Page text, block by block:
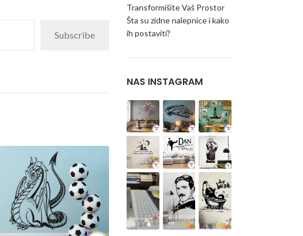
Subscribe
Transformišite Vaš Prostor
Šta su zidne nalepnice i kako
ih postaviti?
NAS INSTAGRAM